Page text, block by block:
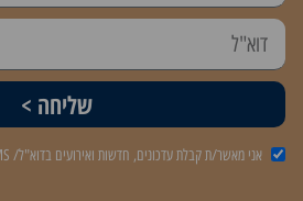
אני מאשר/ת קבלת עדכונים, חדשות ואירועים בדוא"ל/ SMS
שליחה >